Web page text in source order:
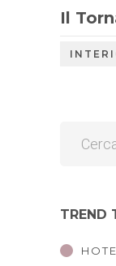
Il
TREND